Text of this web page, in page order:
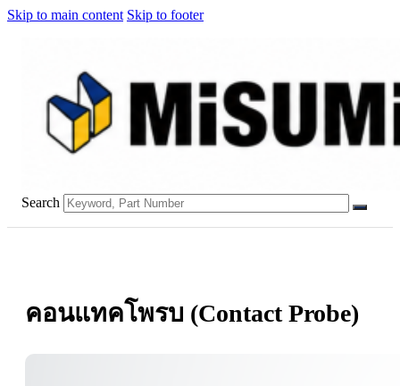
Skip to main content Skip to footer
Search
คอนแทคโพรบ (Contact Probe)